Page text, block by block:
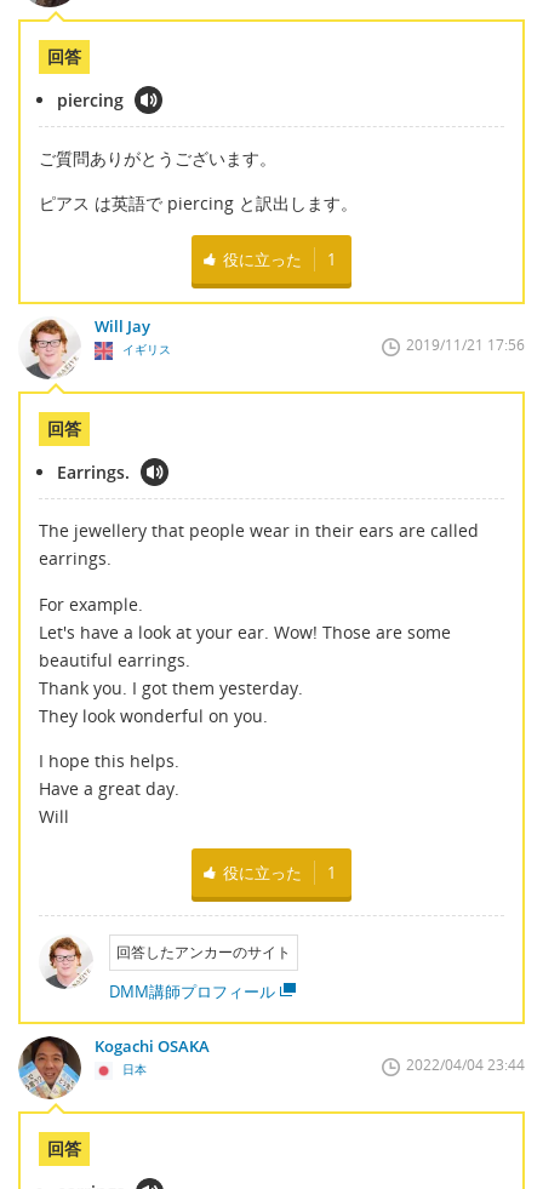
回答
piercing
ご質問ありがとうございます。
ピアス は英語で piercing と訳出します。
役に立った 1
Will Jay
イギリス 2019/11/21 17:56
回答
Earrings.
The jewellery that people wear in their ears are called
earrings.
For example.
Let's have a look at your ear. Wow! Those are some
beautiful earrings.
Thank you. I got them yesterday.
They look wonderful on you.
I hope this helps.
Have a great day.
Will
役に立った 1
回答したアンカーのサイト
DMM講師プロフィール
Kogachi OSAKA
日本 2022/04/04 23:44
回答